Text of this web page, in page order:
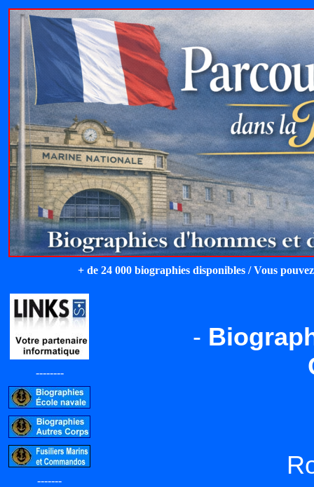
+ de 24 000 biographies disponibles / Vous
--------
-------
-